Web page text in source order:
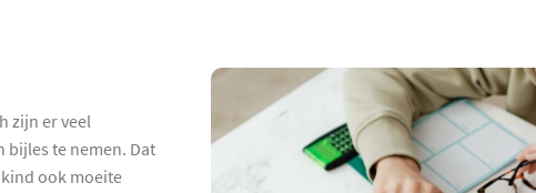
zijn er veel
bijles te nemen. Dat
ook moeite